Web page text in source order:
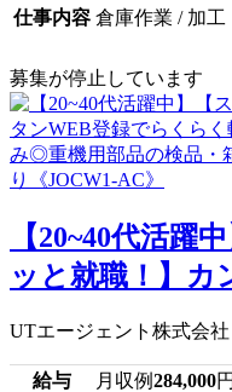
仕事内容 倉庫作業 / 加工
募集が停止しています
【20~40代活躍
ッと就職！】カ
UTエージェント株式会社
給与 月収例284,000円